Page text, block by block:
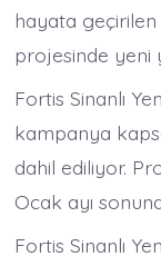
hayata geçirilen
projesinde yeni
Fortis Sinanlı
kampanya
dahil ediliyor.
Ocak ayı
Fortis Sinanlı